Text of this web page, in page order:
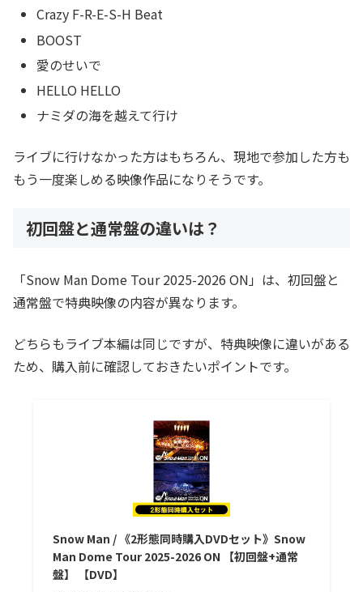
Crazy F-R-E-S-H Beat
BOOST
愛のせいで
HELLO HELLO
ナミダの海を越えて行け
ライブに行けなかった方はもちろん、現地で参加した方も
もう一度楽しめる映像作品になりそうです。
初回盤と通常盤の違いは？
「Snow Man Dome Tour 2025-2026 ON」は、初回盤と
通常盤で特典映像の内容が異なります。
どちらもライブ本編は同じですが、特典映像に違いがある
ため、購入前に確認しておきたいポイントです。
Snow Man / 《2形態同時購入DVDセット》Snow
Man Dome Tour 2025-2026 ON 【初回盤+通常
盤】 【DVD】